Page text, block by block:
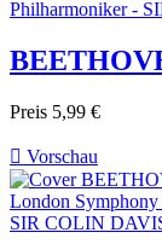
Preis 5,99 €
 Vorschau